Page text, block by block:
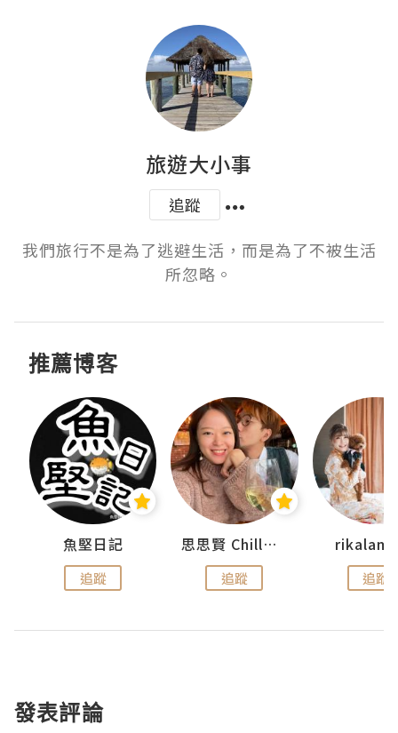
旅遊大小事
追蹤
我們旅行不是為了逃避生活，而是為了不被生活
所忽略。
推薦博客
魚堅日記
追蹤
思思賢 ChillMyBabe
追蹤 追蹤
發表評論